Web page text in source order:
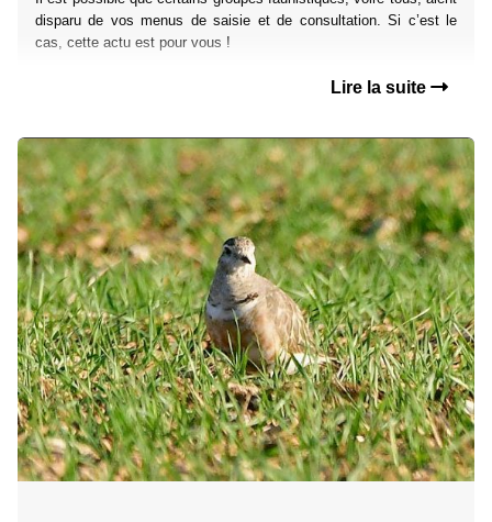
disparu de vos menus de saisie et de consultation. Si c’est le
cas, cette actu est pour vous !
Lire la suite